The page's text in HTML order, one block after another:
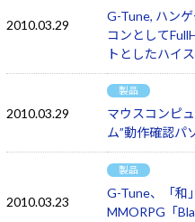
2010.03.29
G-Tune, ハン
コンとして
トとしたハイ
2010.03.29
製品
マウスコンピ
ム”動作確認パ
2010.03.23
製品
G-Tune、「和
MMORPG「